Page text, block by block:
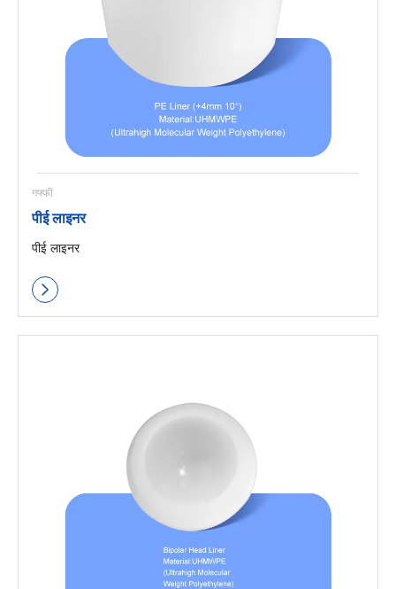
गफ्फी
पीई लाइनर
पीई लाइनर